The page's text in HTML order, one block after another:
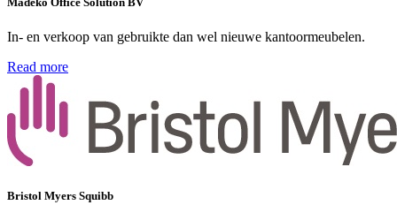
In- en verkoop van gebruikte dan wel nieuwe kantoormeubelen.
Read more
Bristol Myers Squibb